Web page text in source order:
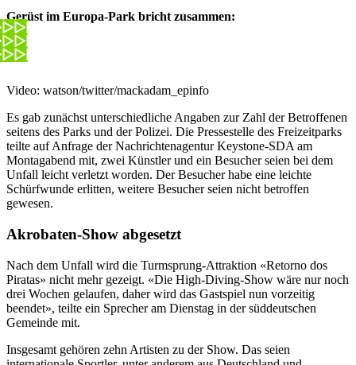
Gerüst im Europa-Park bricht zusammen:
Video: watson/twitter/mackadam_epinfo
Es gab zunächst unterschiedliche Angaben zur Zahl der Betroffenen
seitens des Parks und der Polizei. Die Pressestelle des Freizeitparks
teilte auf Anfrage der Nachrichtenagentur Keystone-SDA am
Montagabend mit, zwei Künstler und ein Besucher seien bei dem
Unfall leicht verletzt worden. Der Besucher habe eine leichte
Schürfwunde erlitten, weitere Besucher seien nicht betroffen
gewesen.
Akrobaten-Show abgesetzt
Nach dem Unfall wird die Turmsprung-Attraktion «Retorno dos
Piratas» nicht mehr gezeigt. «Die High-Diving-Show wäre nur noch
drei Wochen gelaufen, daher wird das Gastspiel nun vorzeitig
beendet», teilte ein Sprecher am Dienstag in der süddeutschen
Gemeinde mit.
Insgesamt gehören zehn Artisten zu der Show. Das seien